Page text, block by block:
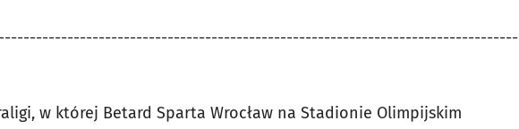
w której Betard Sparta Wrocław na Stadionie Olimpijskim